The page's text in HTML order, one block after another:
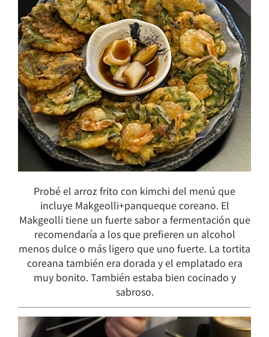
Probé el arroz frito con kimchi del menú que
incluye Makgeolli+panqueque coreano. El
Makgeolli tiene un fuerte sabor a fermentación que
recomendaría a los que prefieren un alcohol
menos dulce o más ligero que uno fuerte. La tortita
coreana también era dorada y el emplatado era
muy bonito. También estaba bien cocinado y
sabroso.